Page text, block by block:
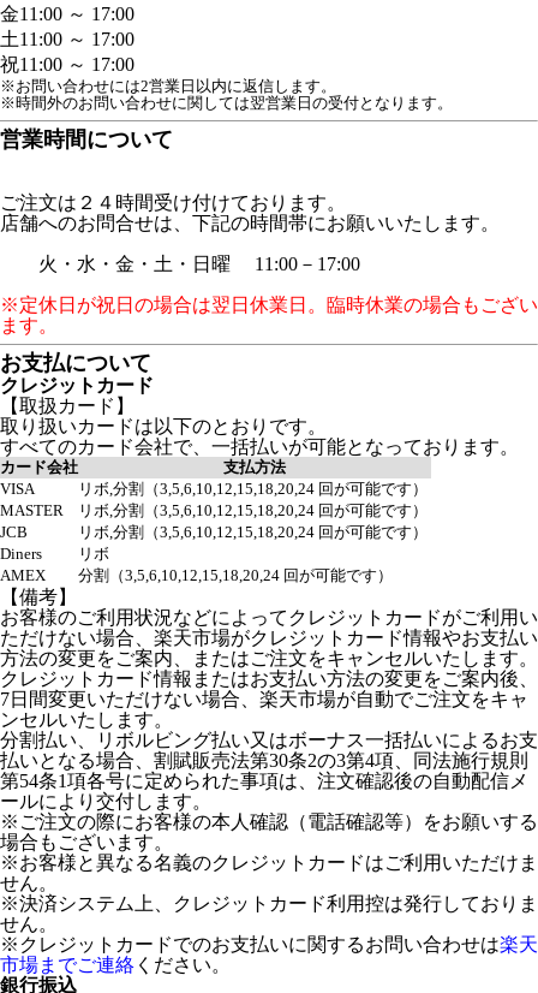
金11:00 ～ 17:00
土11:00 ～ 17:00
祝11:00 ～ 17:00
※お問い合わせには2営業日以内に返信します。
※時間外のお問い合わせに関しては翌営業日の受付となります。
営業時間について
ご注文は２４時間受け付けております。
店舗へのお問合せは、下記の時間帯にお願いいたします。
火・水・金・土・日曜 11:00－17:00
※定休日が祝日の場合は翌日休業日。臨時休業の場合もござい
ます。
お支払について
クレジットカード
【取扱カード】
取り扱いカードは以下のとおりです。
すべてのカード会社で、一括払いが可能となっております。
カード会社
支払方法
VISA
リボ,分割（3,5,6,10,12,15,18,20,24 回が可能です）
MASTER
リボ,分割（3,5,6,10,12,15,18,20,24 回が可能です）
JCB
リボ,分割（3,5,6,10,12,15,18,20,24 回が可能です）
Diners
リボ
AMEX
分割（3,5,6,10,12,15,18,20,24 回が可能です）
【備考】
お客様のご利用状況などによってクレジットカードがご利用い
ただけない場合、楽天市場がクレジットカード情報やお支払い
方法の変更をご案内、またはご注文をキャンセルいたします。
クレジットカード情報またはお支払い方法の変更をご案内後、
7日間変更いただけない場合、楽天市場が自動でご注文をキャ
ンセルいたします。
分割払い、リボルビング払い又はボーナス一括払いによるお支
払いとなる場合、割賦販売法第30条2の3第4項、同法施行規則
第54条1項各号に定められた事項は、注文確認後の自動配信メ
ールにより交付します。
※ご注文の際にお客様の本人確認（電話確認等）をお願いする
場合もございます。
※お客様と異なる名義のクレジットカードはご利用いただけま
せん。
※決済システム上、クレジットカード利用控は発行しておりま
せん。
※クレジットカードでのお支払いに関するお問い合わせは楽天
市場までご連絡 ください。
銀行振込